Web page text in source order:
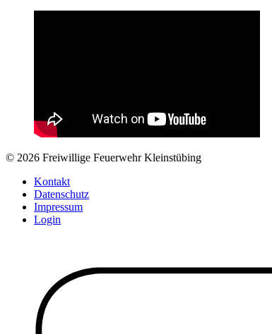
© 2026 Freiwillige Feuerwehr Kleinstübing
Kontakt
Datenschutz
Impressum
Login